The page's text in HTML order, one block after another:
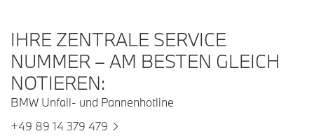
IHRE ZENTRALE SERVICE
NUMMER – AM BESTEN GLEICH
NOTIEREN:
BMW Unfall- und Pannenhotline
+49 89 14 379 479